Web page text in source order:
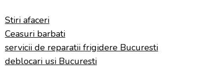
Stiri afaceri
Ceasuri barbati
servicii de reparatii frigidere Bucuresti
deblocari usi Bucuresti